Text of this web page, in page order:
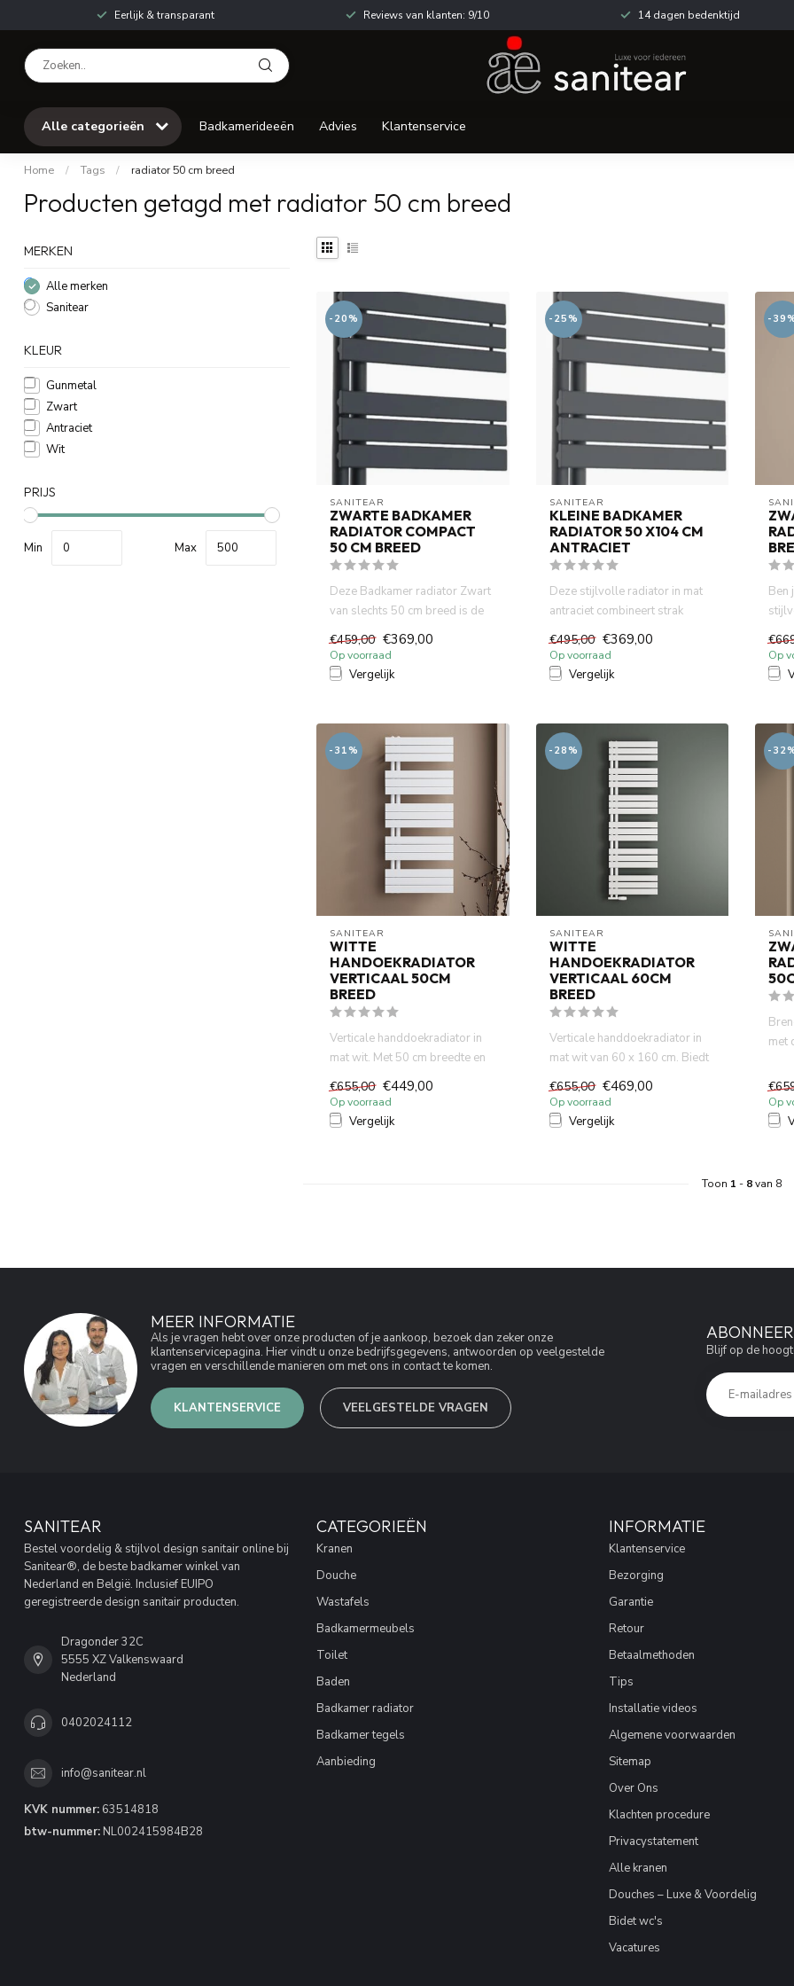
Eerlijk & transparant Reviews van klanten: 9/10 14 dagen bedenktijd
Alle categorieën Badkamerideeën Advies Klantenservice
Home / Tags / radiator 50 cm breed
Producten getagd met radiator 50 cm breed
MERKEN
Alle merken
Sanitear
KLEUR
Gunmetal
Zwart
Antraciet
Wit
PRIJS
Min Max
-20%
SANITEAR
ZWARTE BADKAMER
RADIATOR COMPACT
50 CM BREED
Deze Badkamer radiator Zwart
van slechts 50 cm breed is de
€459,00 €369,00
Op voorraad
Vergelijk
-25%
SANITEAR
KLEINE BADKAMER
RADIATOR 50 X104 CM
ANTRACIET
Deze stijlvolle radiator in mat
antraciet combineert strak
€495,00 €369,00
Op voorraad
Vergelijk
-
Ben
ver...
Op
-31%
SANITEAR
WITTE
HANDOEKRADIATOR
VERTICAAL 50CM
BREED
Verticale handdoekradiator in
mat wit. Met 50 cm breedte en
160 cm hoogte biedt ...
€655,00 €449,00
Op voorraad
Vergelijk
-28%
SANITEAR
WITTE
HANDOEKRADIATOR
VERTICAAL 60CM
BREED
Verticale handdoekradiator in
mat wit van 60 x 160 cm. Biedt
ruim plaats om hand...
€655,00 €469,00
Op voorraad
Vergelijk
-
met
Op
Toon 1 - 8van 8
MEER INFORMATIE
Als je vragen hebt over onze producten of je aankoop, bezoek dan zeker onze
klantenservicepagina. Hier vindt u onze bedrijfsgegevens, antwoorden op veelgestelde
vragen en verschillende manieren om met ons in contact te komen.
KLANTENSERVICE VEELGESTELDE VRAGEN
Blijf op de
SANITEAR
Bestel voordelig & stijlvol design sanitair online bij
Sanitear®, de beste badkamer winkel van
Nederland en België. Inclusief EUIPO
geregistreerde design sanitair producten.
Dragonder 32C
5555 XZ Valkenswaard
Nederland
0402024112
info@sanitear.nl
KVK nummer: 63514818
btw-nummer: NL002415984B28
CATEGORIEËN
Kranen
Douche
Wastafels
Badkamermeubels
Toilet
Baden
Badkamer radiator
Badkamer tegels
Aanbieding
INFORMATIE
Klantenservice
Bezorging
Garantie
Retour
Betaalmethoden
Tips
Installatie videos
Algemene voorwaarden
Sitemap
Over Ons
Klachten procedure
Privacystatement
Alle kranen
Douches – Luxe & Voordelig
Bidet wc's
Vacatures